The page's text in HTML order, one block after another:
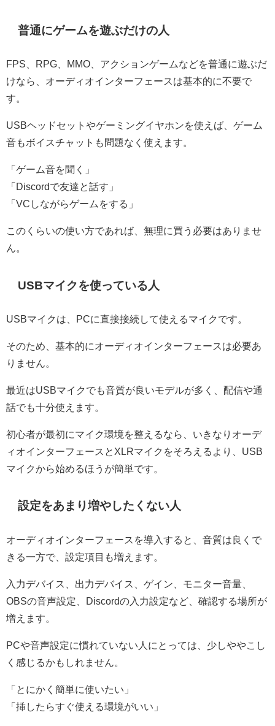
普通にゲームを遊ぶだけの人
FPS、RPG、MMO、アクションゲームなどを普通に遊ぶだ
けなら、オーディオインターフェースは基本的に不要で
す。
USBヘッドセットやゲーミングイヤホンを使えば、ゲーム
音もボイスチャットも問題なく使えます。
「ゲーム音を聞く」
「Discordで友達と話す」
「VCしながらゲームをする」
このくらいの使い方であれば、無理に買う必要はありませ
ん。
USBマイクを使っている人
USBマイクは、PCに直接接続して使えるマイクです。
そのため、基本的にオーディオインターフェースは必要あ
りません。
最近はUSBマイクでも音質が良いモデルが多く、配信や通
話でも十分使えます。
初心者が最初にマイク環境を整えるなら、いきなりオーデ
ィオインターフェースとXLRマイクをそろえるより、USB
マイクから始めるほうが簡単です。
設定をあまり増やしたくない人
オーディオインターフェースを導入すると、音質は良くで
きる一方で、設定項目も増えます。
入力デバイス、出力デバイス、ゲイン、モニター音量、
OBSの音声設定、Discordの入力設定など、確認する場所が
増えます。
PCや音声設定に慣れていない人にとっては、少しややこし
く感じるかもしれません。
「とにかく簡単に使いたい」
「挿したらすぐ使える環境がいい」